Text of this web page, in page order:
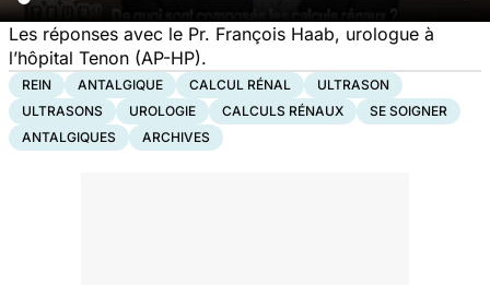
Les réponses avec le Pr. François Haab, urologue à
l’hôpital Tenon (AP-HP).
REIN ANTALGIQUE CALCUL RÉNAL
ULTRASON
ULTRASONS
UROLOGIE CALCULS RÉNAUX
SE SOIGNER
ANTALGIQUES
ARCHIVES